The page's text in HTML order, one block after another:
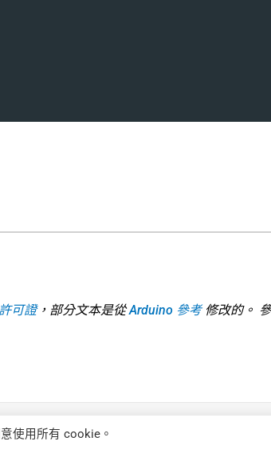
可證，部分文本是從Arduino 參考修改的。
使用所有 cookie。